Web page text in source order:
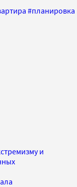
#планировка
и